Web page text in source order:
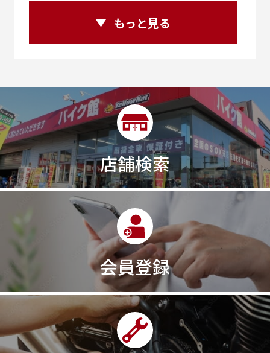
250ｃｃアドベンチャー250ｃｃツアラー
2年保証付き2月29日まで2本2気筒
2気筒エンジン2級ボイラー技士2輪
300㎞/ｈ30th
30th Anniversary
30th記念モデル30万以下30周年
30周年記念モデル313cc320台限定
320ｃｃ350cc35ps390390ADVENTURE
390DUKE390アドベンチャー
3気筒エンジン
3気筒クロスプレーン3点パニア
3輪スポーツバイク400400X ABS400cc
400ccアメリカン400アメリカン
400ｃｃスポーツ400ｃｃモタード
43馬力464848ps4D94V 4ストローク
4ミニ4月4気筒5/31 5000円 500cc
50cc
50cc新車50cc限定50th Anniversary
もっと見る
店舗検索
会員登録